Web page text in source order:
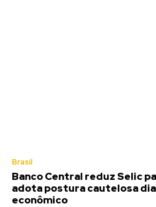
Brasil
Banco Central reduz Selic
adota postura cautelosa
econômico